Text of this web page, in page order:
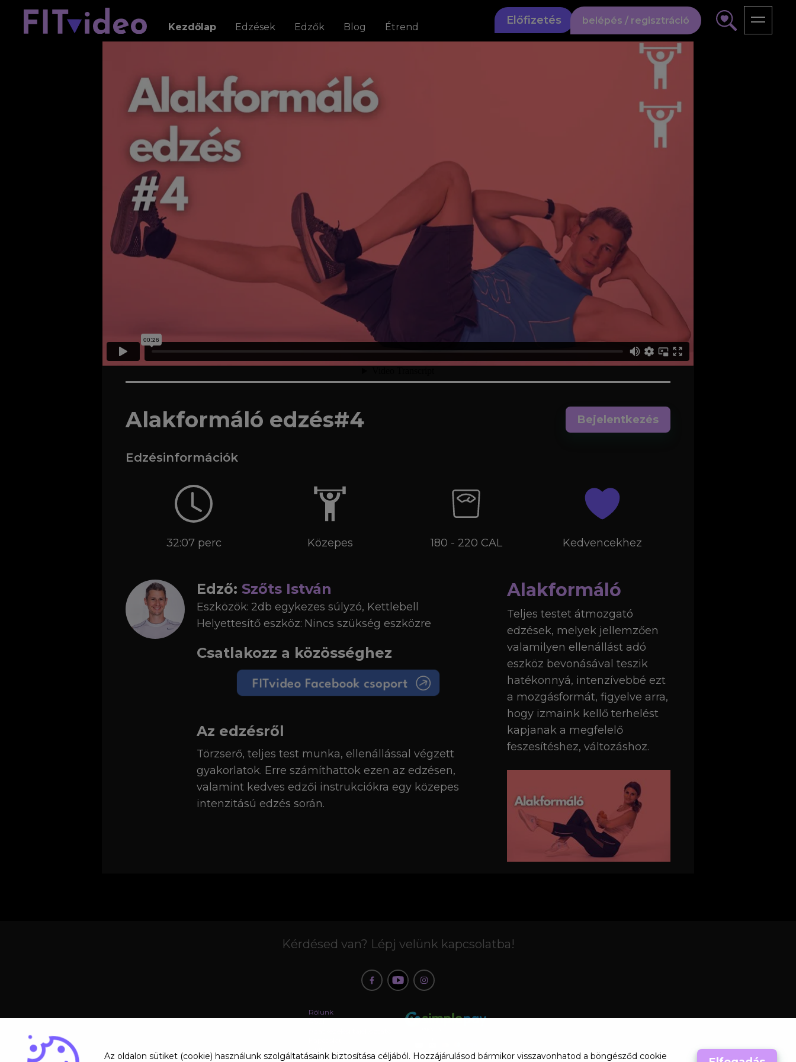
Kezdőlap Edzések Edzők Blog Étrend
Előfizetés belépés / regisztráció
Az oldalon sütiket (cookie) használunk szolgáltatásaink biztosítása céljából. Hozzájárulásod bármikor visszavonhatod a böngésződ cookie
Alakformáló edzés#4 Bejelentkezés
Edzésinformációk
32:07 perc Közepes 180 - 220 CAL Kedvencekhez
Edző: Szőts István
Eszközök: 2db egykezes súlyzó, Kettlebell
Helyettesítő eszköz: Nincs szükség eszközre
Csatlakozz a közösséghez
Az edzésről
Törzserő, teljes test munka, ellenállással végzett
gyakorlatok. Erre számíthattok ezen az edzésen,
valamint kedves edzői instrukciókra egy közepes
intenzitású edzés során.
Alakformáló
Teljes testet átmozgató
edzések, melyek jellemzően
valamilyen ellenállást adó
eszköz bevonásával teszik
hatékonnyá, intenzívebbé ezt
a mozgásformát, figyelve arra,
hogy izmaink kellő terhelést
kapjanak a megfelelő
feszesítéshez, változáshoz.
Kérdésed van? Lépj velünk kapcsolatba!
Rólunk
ÁSZF